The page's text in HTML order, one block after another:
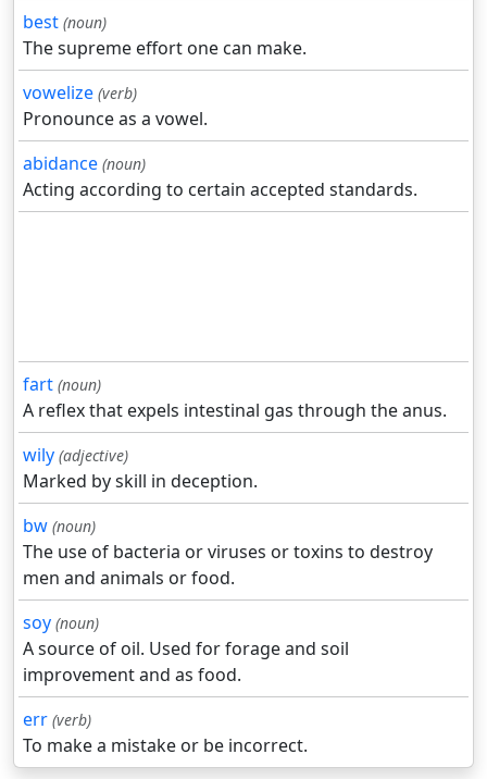
best (noun)
The supreme effort one can make.
vowelize (verb)
Pronounce as a vowel.
abidance (noun)
Acting according to certain accepted standards.
fart (noun)
A reflex that expels intestinal gas through the anus.
wily (adjective)
Marked by skill in deception.
bw (noun)
The use of bacteria or viruses or toxins to destroy
men and animals or food.
soy (noun)
A source of oil. Used for forage and soil
improvement and as food.
err (verb)
To make a mistake or be incorrect.